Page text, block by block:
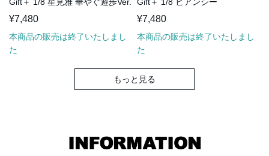
¥7,480
本商品の販売は終了いたしまし
た
¥7,480
本商品の販売は終了いたしまし
た
もっと見る